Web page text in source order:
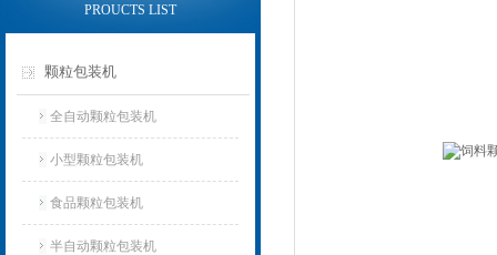
PROUCTS LIST
颗粒包装机
全自动颗粒包装机
小型颗粒包装机
食品颗粒包装机
半自动颗粒包装机